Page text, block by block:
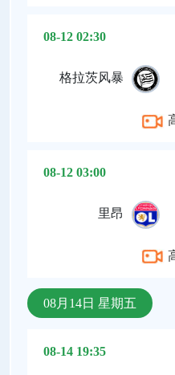
08-12 02:30
格拉茨风暴
08-12 03:00
里昂
08月14日 星期五
08-14 19:35